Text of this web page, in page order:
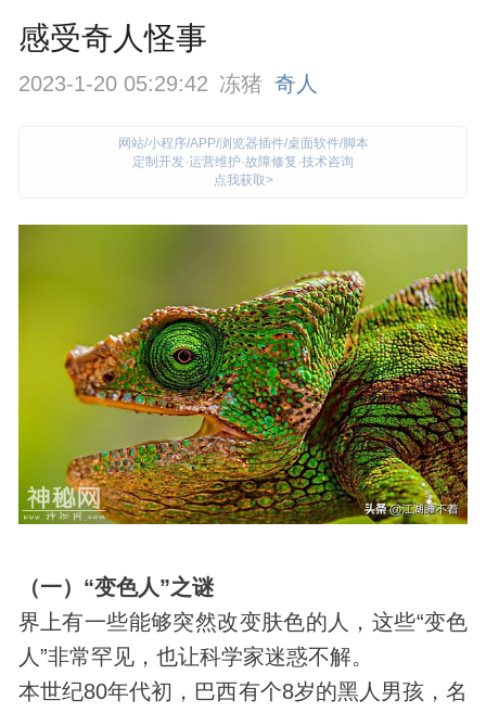
感受奇人怪事
2023-1-20 05:29:42 冻猪 奇人
网站/小程序/APP/浏览器插件/桌面软件/脚本
定制开发·运营维护·故障修复·技术咨询
点我获取>
（一）“变色人”之谜
界上有一些能够突然改变肤色的人，这些“变色
人”非常罕见，也让科学家迷惑不解。
本世纪80年代初，巴西有个8岁的黑人男孩，名